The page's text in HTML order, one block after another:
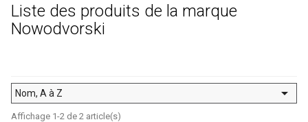
Liste des produits de la marque
Nowodvorski
Nom, A à Z 
Affichage 1-2 de 2 article(s)